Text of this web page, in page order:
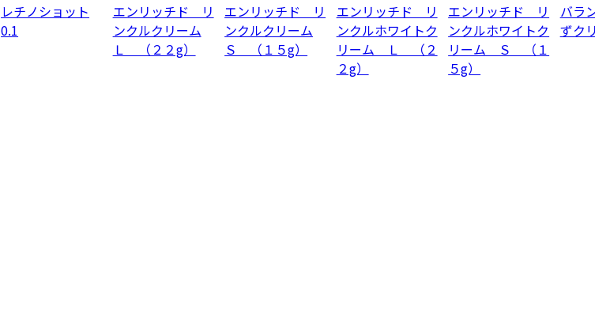
レチノショット
0.1
エンリッチド リ
ンクルクリーム
Ｌ （２２g）
エンリッチド リ
ンクルクリーム
Ｓ （１５g）
エンリッチド リ
ンクルホワイトク
リーム Ｌ （２
２g）
エンリッチド リ
ンクルホワイトク
リーム Ｓ （１
５g）
バラ
ずク